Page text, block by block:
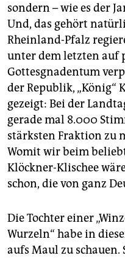
sondern – wie es der
Und, das gehört
Rheinland-Pfalz
unter dem letzten auf
Gottesgnadentum
der Republik, „König“
gezeigt: Bei der
gerade mal 8.000
stärksten Fraktion zu
Womit wir beim
Klöckner-Klischee
schon, die von ganz
Die Tochter einer
Wurzeln“ habe in
aufs Maul zu schauen.